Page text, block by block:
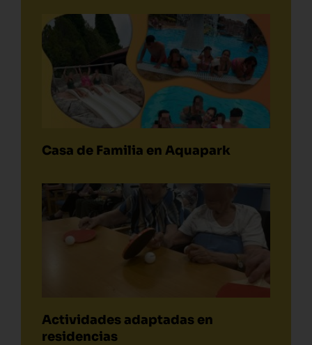
Casa de Familia en Aquapark
Actividades adaptadas en
residencias